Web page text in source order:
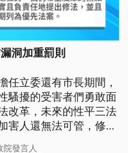
洞加重罰則
任立委還有市長期間，
騷擾的受害者們勇敢面
改革，未來的性平三法
害人還無法可管，修法
院發言人